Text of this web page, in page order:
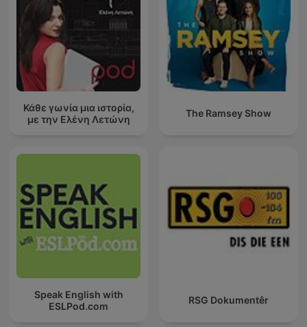
Κάθε γωνία μια ιστορία,
με την Ελένη Λετώνη
The Ramsey Show
Speak English with
ESLPod.com
RSG Dokumentêr